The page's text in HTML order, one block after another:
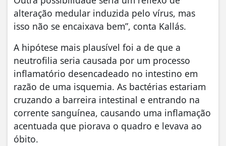
alteração medular induzida pelo vírus, mas
isso não se encaixava bem”, conta Kallás.
A hipótese mais plausível foi a de que a
neutrofilia seria causada por um processo
inflamatório desencadeado no intestino em
razão de uma isquemia. As bactérias estariam
cruzando a barreira intestinal e entrando na
corrente sanguínea, causando uma inflamação
acentuada que piorava o quadro e levava ao
óbito.